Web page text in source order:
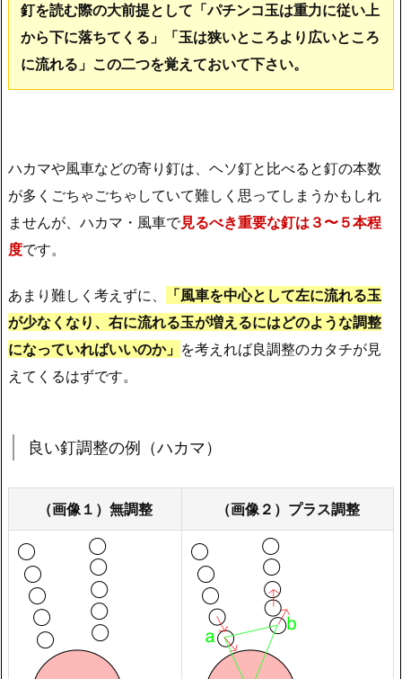
釘を読む際の大前提として「パチンコ玉は重力に従い上
から下に落ちてくる」「玉は狭いところより広いところ
に流れる」この二つを覚えておいて下さい。
ハカマや風車などの寄り釘は、ヘソ釘と比べると釘の本数
が多くごちゃごちゃしていて難しく思ってしまうかもしれ
ませんが、ハカマ・風車で見るべき重要な釘は３〜５本程
度です。
あまり難しく考えずに、
「風車を中心として左に流れる玉
が少なくなり、右に流れる玉が増えるにはどのような調整
になっていればいいのか」 を考えれば良調整のカタチが見
えてくるはずです。
良い釘調整の例（ハカマ）
（画像１）無調整 （画像２）プラス調整